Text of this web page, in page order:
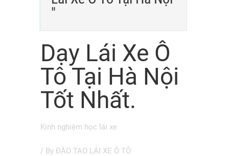
"
Dạy Lái Xe Ô
Tô Tại Hà Nội
Tốt Nhất.
Kinh nghiệm học lái xe
/ By ĐÀO TẠO LÁI XE Ô TÔ